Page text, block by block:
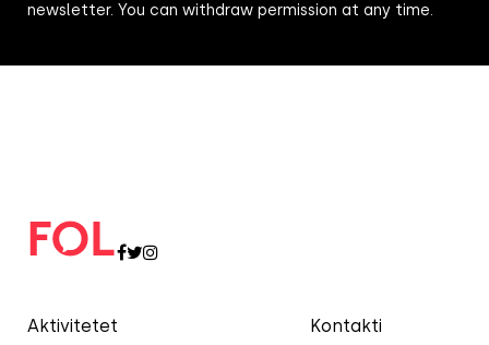
Aktivitetet Kontakti
newsletter. You can withdraw permission at any time.